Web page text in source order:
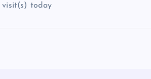
visit(s) today